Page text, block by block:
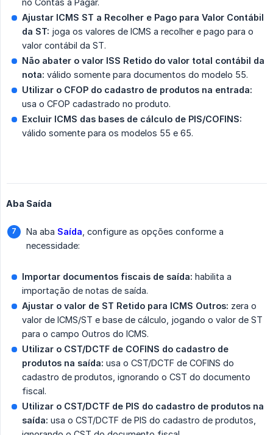
no Contas a Pagar.
Ajustar ICMS ST a Recolher e Pago para Valor Contábil
da ST: joga os valores de ICMS a recolher e pago para o
valor contábil da ST.
Não abater o valor ISS Retido do valor total contábil da
nota: válido somente para documentos do modelo 55.
Utilizar o CFOP do cadastro de produtos na entrada:
usa o CFOP cadastrado no produto.
Excluir ICMS das bases de cálculo de PIS/COFINS:
válido somente para os modelos 55 e 65.
Aba Saída
Na aba Saída , configure as opções conforme a
necessidade:
Importar documentos fiscais de saída: habilita a
importação de notas de saída.
Ajustar o valor de ST Retido para ICMS Outros: zera o
valor de ICMS/ST e base de cálculo, jogando o valor de ST
para o campo Outros do ICMS.
Utilizar o CST/DCTF de COFINS do cadastro de
produtos na saída: usa o CST/DCTF de COFINS do
cadastro de produtos, ignorando o CST do documento
fiscal.
Utilizar o CST/DCTF de PIS do cadastro de produtos na
saída: usa o CST/DCTF de PIS do cadastro de produtos,